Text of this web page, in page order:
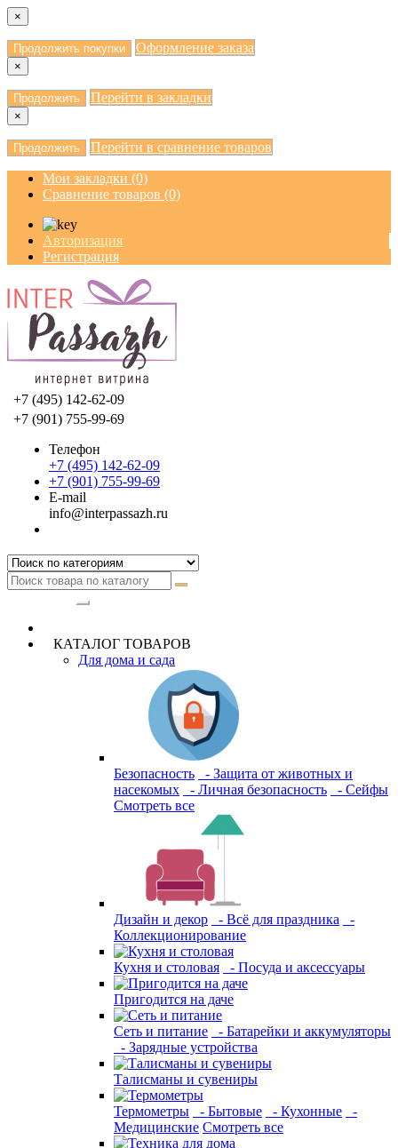
×
Продолжить покупки Оформление заказа
×
Продолжить Перейти в закладки
×
Продолжить Перейти в сравнение товаров
Мои закладки (0)
Сравнение товаров (0)
Авторизация
Регистрация
+7 (495) 142-62-09
+7 (901) 755-99-69
Телефон
+7 (495) 142-62-09
+7 (901) 755-99-69
E-mail
info@interpassazh.ru
КАТАЛОГ ТОВАРОВ
Для дома и сада
Безопасность
- Защита от животных и
насекомых
- Личная безопасность
- Сейфы
Смотреть все
Дизайн и декор - Всё для праздника
-
Коллекционирование
Кухня и столовая - Посуда и аксессуары
Пригодится на даче
Сеть и питание
- Батарейки и аккумуляторы
- Зарядные устройства
Талисманы и сувениры
Термометры - Бытовые - Кухонные
-
Медицинские Смотреть все